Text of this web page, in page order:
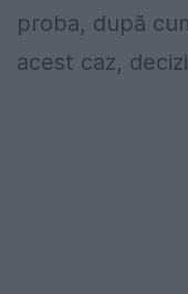
proba, după
acest caz,